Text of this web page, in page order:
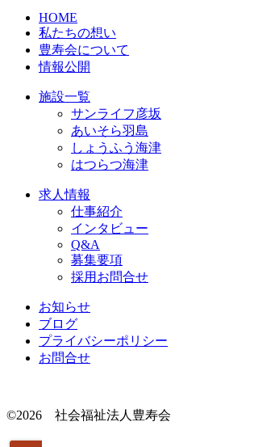
HOME
私たちの想い
豊寿会について
情報公開
施設一覧
サンライフ彦坂
あいそら羽島
しょうふう海津
はつらつ海津
求人情報
仕事紹介
インタビュー
Q&A
募集要項
採用お問合せ
お知らせ
ブログ
プライバシーポリシー
お問合せ
©2026 社会福祉法人豊寿会